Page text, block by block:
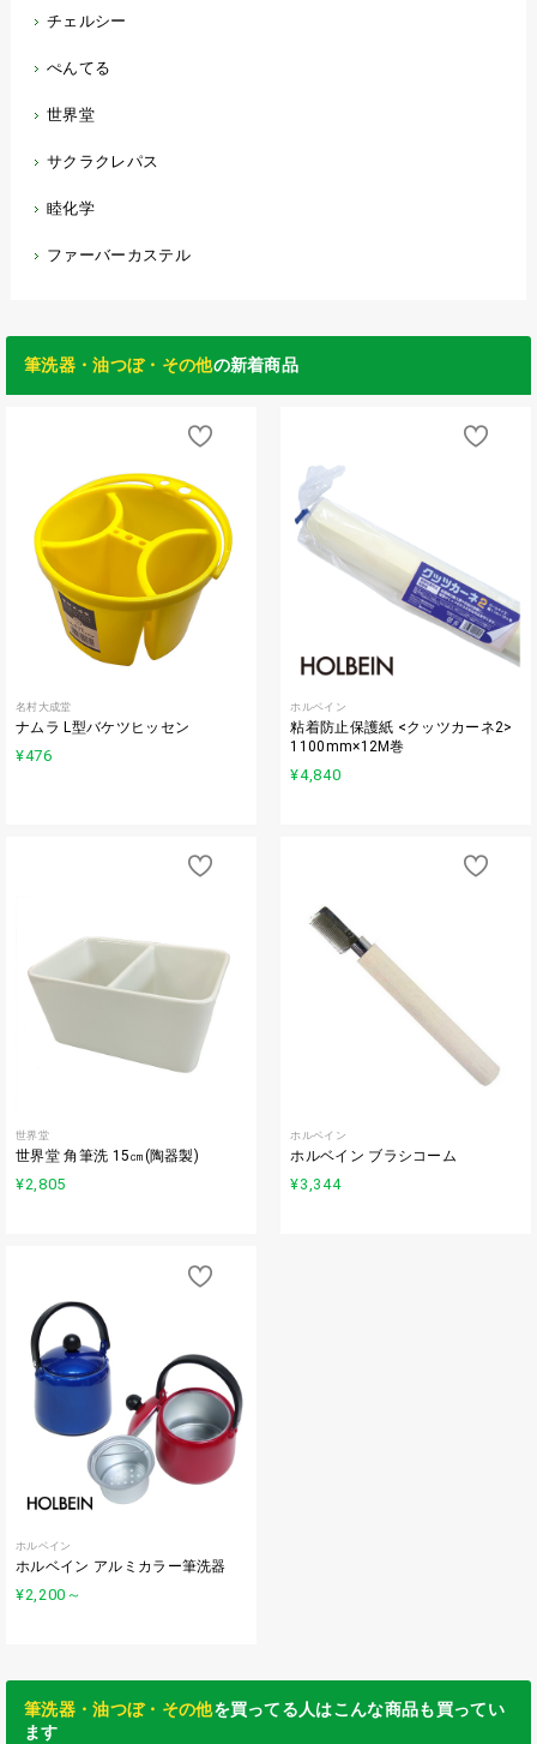
チェルシー
ぺんてる
世界堂
サクラクレパス
睦化学
ファーバーカステル
筆洗器・油つぼ・その他の新着商品
名村大成堂
ナムラ L型バケツヒッセン
¥476
ホルベイン
粘着防止保護紙 <クッツカーネ2>
1100mm×12M巻
¥4,840
世界堂
世界堂 角筆洗 15㎝(陶器製)
¥2,805
ホルベイン
ホルベイン ブラシコーム
¥3,344
ホルベイン
ホルベイン アルミカラー筆洗器
¥2,200 ～
筆洗器・油つぼ・その他を買ってる人はこんな商品も買ってい
ます